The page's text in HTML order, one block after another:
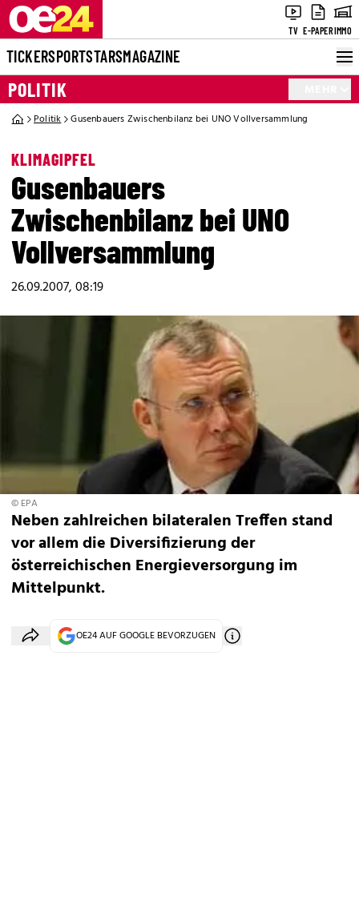
TV E-PAPERIMMO
TICKERSPORTSTARSMAGAZINE
POLITIK
Politik Gusenbauers Zwischenbilanz bei UNO Vollversammlung
KLIMAGIPFEL
Gusenbauers
Zwischenbilanz bei UNO
Vollversammlung
26.09.2007, 08:19
© EPA
Neben zahlreichen bilateralen Treffen stand
vor allem die Diversifizierung der
österreichischen Energieversorgung im
Mittelpunkt.
OE24 AUF GOOGLE BEVORZUGEN